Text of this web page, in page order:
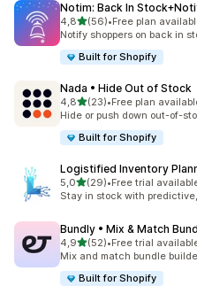
Notim: Back In
4,8z 5 hvězd
(56)
Celkový počet recenzí: 56
•Free plan
Notify shoppers on back in
Built for Shopify
Nada • Hide Out of Stock
4,8z 5 hvězd
(23)
Celkový počet recenzí: 23
•Free plan
Hide or push down out-of-
Built for Shopify
Logistified Inventory
5,0z 5 hvězd
(29)
Celkový počet recenzí: 29
•Free trial
Stay in stock with
Bundly • Mix & Match
4,9z 5 hvězd
(52)
Celkový počet recenzí: 52
•Free trial
Mix and match bundle
Built for Shopify